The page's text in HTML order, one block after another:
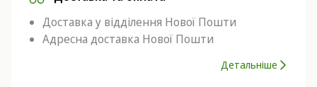
Доставка у відділення Нової Пошти
Адресна доставка Нової Пошти
Детальніше